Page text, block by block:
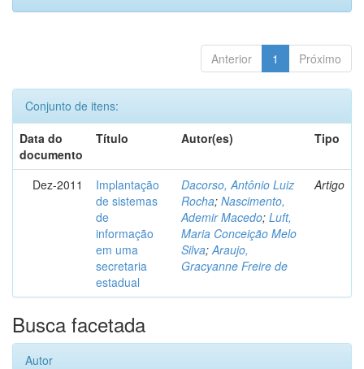
Anterior 1 Próximo
Conjunto de itens:
Data do
documento
Título Autor(es) Tipo
Dez-2011
Implantação
de sistemas
de
informação
em uma
secretaria
estadual
Dacorso, Antônio Luiz
Rocha; Nascimento,
Ademir Macedo; Luft,
Maria Conceição Melo
Silva;Araujo,
Gracyanne Freire de
Artigo
Busca facetada
Autor